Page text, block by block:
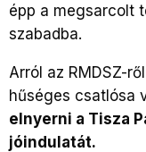
épp a megsarcolt
szabadba.
Arról az RMDSZ-
hűséges csatlósa
elnyerni a Tisza
jóindulatát.